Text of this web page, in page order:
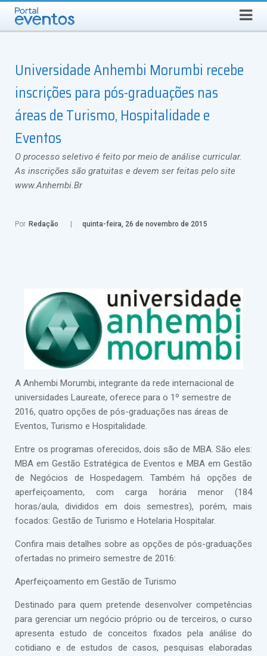
SÁBADO, 8 DE AGOSTO DE 2026 Busca
Universidade Anhembi Morumbi recebe
inscrições para pós-graduações nas
áreas de Turismo, Hospitalidade e
Eventos
O processo seletivo é feito por meio de análise curricular.
As inscrições são gratuitas e devem ser feitas pelo site
www.Anhembi.Br
Por Redação quinta-feira, 26 de novembro de 2015
A Anhembi Morumbi, integrante da rede internacional de
universidades Laureate, oferece para o 1º semestre de
2016, quatro opções de pós-graduações nas áreas de
Eventos, Turismo e Hospitalidade.
Entre os programas oferecidos, dois são de MBA. São eles:
MBA em Gestão Estratégica de Eventos e MBA em Gestão
de Negócios de Hospedagem. Também há opções de
aperfeiçoamento, com carga horária menor (184
horas/aula, divididos em dois semestres), porém, mais
focados: Gestão de Turismo e Hotelaria Hospitalar.
Confira mais detalhes sobre as opções de pós-graduações
ofertadas no primeiro semestre de 2016:
Aperfeiçoamento em Gestão de Turismo
Destinado para quem pretende desenvolver competências
para gerenciar um negócio próprio ou de terceiros, o curso
apresenta estudo de conceitos fixados pela análise do
cotidiano e de estudos de casos, pesquisas elaboradas